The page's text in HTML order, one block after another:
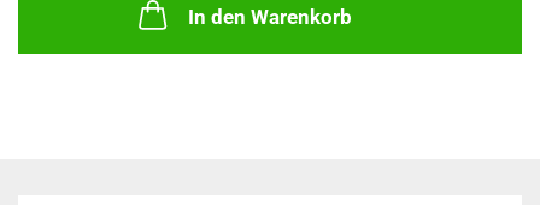
In den Warenkorb